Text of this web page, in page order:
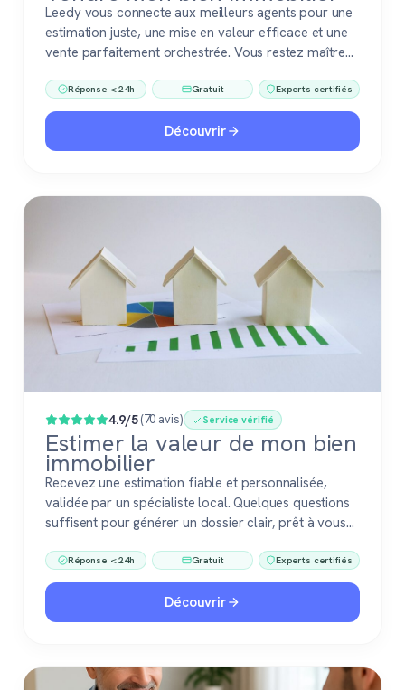
Leedy vous connecte aux meilleurs agents pour une
estimation juste, une mise en valeur efficace et une
vente parfaitement orchestrée. Vous restez maître
Réponse < 24h Gratuit Experts certifiés
Découvrir
4.9/5(70 avis) Service vérifié
Estimer la valeur de mon bien
immobilier
Recevez une estimation fiable et personnalisée,
validée par un spécialiste local. Quelques questions
suffisent pour générer un dossier clair, prêt à vous
immobilier. Gratuit, sans engagement, 100 %
confiance.
Réponse < 24h Gratuit Experts certifiés
Découvrir